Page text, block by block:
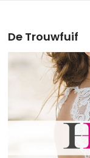
De Trouwfuif